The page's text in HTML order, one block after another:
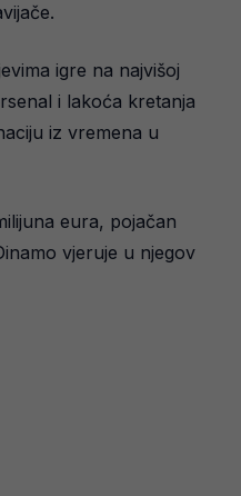
igre na najvišoj
i lakoća kretanja
iz vremena u
eura, pojačan
vjeruje u njegov